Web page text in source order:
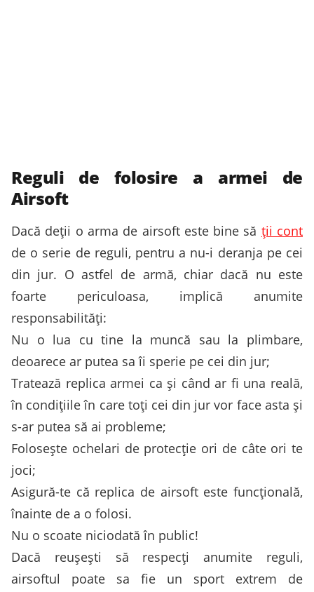
Reguli de folosire a armei de
Airsoft
Dacă deții o arma de airsoft este bine să ții cont
de o serie de reguli, pentru a nu-i deranja pe cei
din jur. O astfel de armă, chiar dacă nu este
foarte periculoasa, implică anumite
responsabilități:
Nu o lua cu tine la muncă sau la plimbare,
deoarece ar putea sa îi sperie pe cei din jur;
Tratează replica armei ca și când ar fi una reală,
în condițiile în care toți cei din jur vor face asta și
s-ar putea să ai probleme;
Folosește ochelari de protecție ori de câte ori te
joci;
Asigură-te că replica de airsoft este funcțională,
înainte de a o folosi.
Nu o scoate niciodată în public!
Dacă reușești să respecți anumite reguli,
airsoftul poate sa fie un sport extrem de